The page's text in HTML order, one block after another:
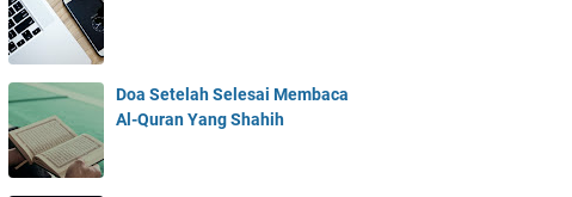
Doa Setelah Selesai Membaca
Al-Quran Yang Shahih